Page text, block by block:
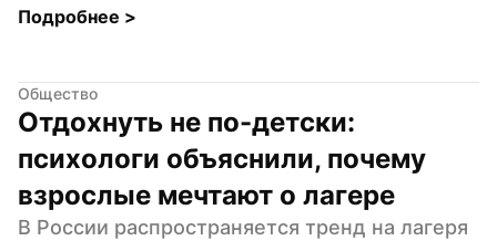
Подробнее >
Общество
Отдохнуть не по-детски:
психологи объяснили, почему
взрослые мечтают о лагере
В России распространяется тренд на лагеря